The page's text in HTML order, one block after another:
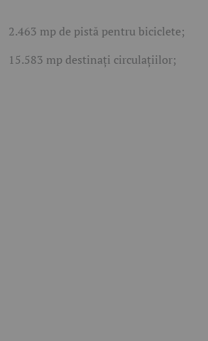
2.463 mp de pistă pentru biciclete;
15.583 mp destinați circulațiilor;